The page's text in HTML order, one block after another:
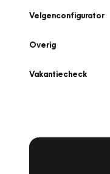
Velgenconfigurator
Overig
Vakantiecheck